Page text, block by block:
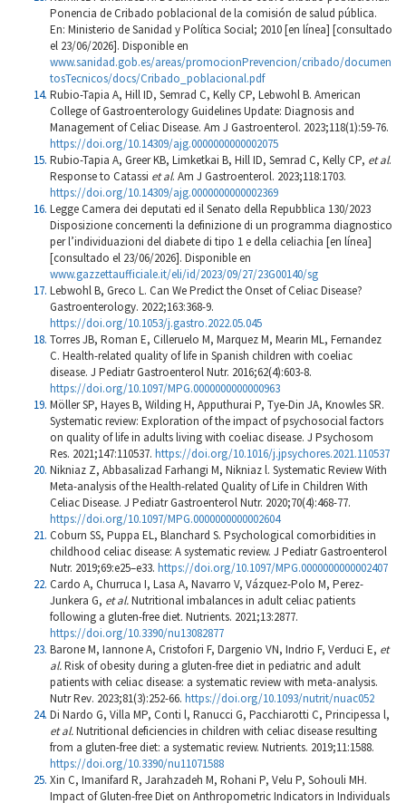
Ponencia de Cribado poblacional de la comisión de salud pública.
En: Ministerio de Sanidad y Política Social; 2010 [en línea] [consultado
el 23/06/2026]. Disponible en
www.sanidad.gob.es/areas/promocionPrevencion/cribado/documen
tosTecnicos/docs/Cribado_poblacional.pdf
Rubio-Tapia A, Hill ID, Semrad C, Kelly CP, Lebwohl B. American
College of Gastroenterology Guidelines Update: Diagnosis and
Management of Celiac Disease. Am J Gastroenterol. 2023;118(1):59-76.
https://doi.org/10.14309/ajg.0000000000002075
Rubio-Tapia A, Greer KB, Limketkai B, Hill ID, Semrad C, Kelly CP, et al.
Response to Catassi et al. Am J Gastroenterol. 2023;118:1703.
https://doi.org/10.14309/ajg.0000000000002369
Legge Camera dei deputati ed il Senato della Repubblica 130/2023
Disposizione concernenti la definizione di un programma diagnostico
per l’individuazioni del diabete di tipo 1 e della celiachia [en línea]
[consultado el 23/06/2026]. Disponible en
www.gazzettaufficiale.it/eli/id/2023/09/27/23G00140/sg
Lebwohl B, Greco L. Can We Predict the Onset of Celiac Disease?
Gastroenterology. 2022;163:368-9.
https://doi.org/10.1053/j.gastro.2022.05.045
Torres JB, Roman E, Cilleruelo M, Marquez M, Mearin ML, Fernandez
C. Health-related quality of life in Spanish children with coeliac
disease. J Pediatr Gastroenterol Nutr. 2016;62(4):603-8.
https://doi.org/10.1097/MPG.0000000000000963
Möller SP, Hayes B, Wilding H, Apputhurai P, Tye-Din JA, Knowles SR.
Systematic review: Exploration of the impact of psychosocial factors
on quality of life in adults living with coeliac disease. J Psychosom
Res. 2021;147:110537. https://doi.org/10.1016/j.jpsychores.2021.110537
Nikniaz Z, Abbasalizad Farhangi M, Nikniaz l. Systematic Review With
Meta-analysis of the Health-related Quality of Life in Children With
Celiac Disease. J Pediatr Gastroenterol Nutr. 2020;70(4):468-77.
https://doi.org/10.1097/MPG.0000000000002604
Coburn SS, Puppa EL, Blanchard S. Psychological comorbidities in
childhood celiac disease: A systematic review. J Pediatr Gastroenterol
Nutr. 2019;69:e25–e33. https://doi.org/10.1097/MPG.0000000000002407
Cardo A, Churruca I, Lasa A, Navarro V, Vázquez-Polo M, Perez-
Junkera G, et al.Nutritional imbalances in adult celiac patients
following a gluten-free diet. Nutrients. 2021;13:2877.
https://doi.org/10.3390/nu13082877
Barone M, Iannone A, Cristofori F, Dargenio VN, Indrio F, Verduci E, et
al.Risk of obesity during a gluten-free diet in pediatric and adult
patients with celiac disease: a systematic review with meta-analysis.
Nutr Rev. 2023;81(3):252-66. https://doi.org/10.1093/nutrit/nuac052
Di Nardo G, Villa MP, Conti l, Ranucci G, Pacchiarotti C, Principessa l,
et al.Nutritional deficiencies in children with celiac disease resulting
from a gluten-free diet: a systematic review. Nutrients. 2019;11:1588.
https://doi.org/10.3390/nu11071588
Xin C, Imanifard R, Jarahzadeh M, Rohani P, Velu P, Sohouli MH.
Impact of Gluten-free Diet on Anthropometric Indicators in Individuals